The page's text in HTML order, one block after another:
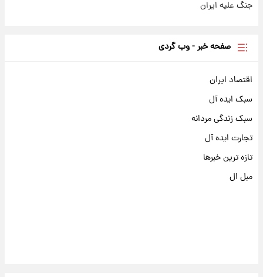
جنگ علیه ایران
صفحه خبر - وب گردی
اقتصاد ایران
سبک ایده آل
سبک زندگی مردانه
تجارت ایده آل
تازه ترین خبرها
مبل ال